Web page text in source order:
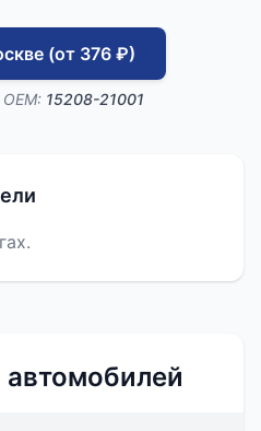
(от 376 ₽)
15208-21001